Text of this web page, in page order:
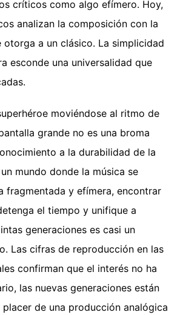
críticos como algo efímero. Hoy,
analizan la composición con la
otorga a un clásico. La simplicidad
esconde una universalidad que
moviéndose al ritmo de
grande no es una broma
a la durabilidad de la
mundo donde la música se
fragmentada y efímera, encontrar
el tiempo y unifique a
generaciones es casi un
Las cifras de reproducción en las
confirman que el interés no ha
las nuevas generaciones están
de una producción analógica